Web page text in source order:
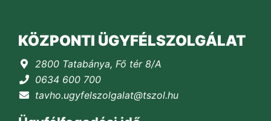
KÖZPONTI ÜGYFÉLSZOLGÁLAT
2800 Tatabánya, Fő tér 8/A
0634 600 700
tavho.ugyfelszolgalat@tszol.hu